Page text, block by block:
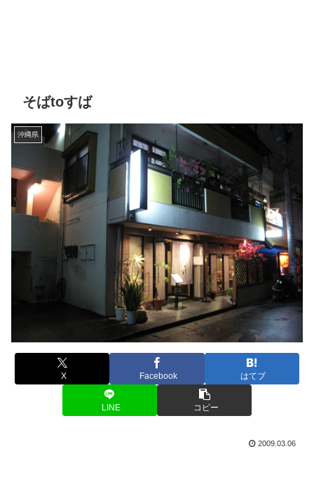
そばtoすば
沖縄県
X Facebook はてブ
LINE コピー
2009.03.06